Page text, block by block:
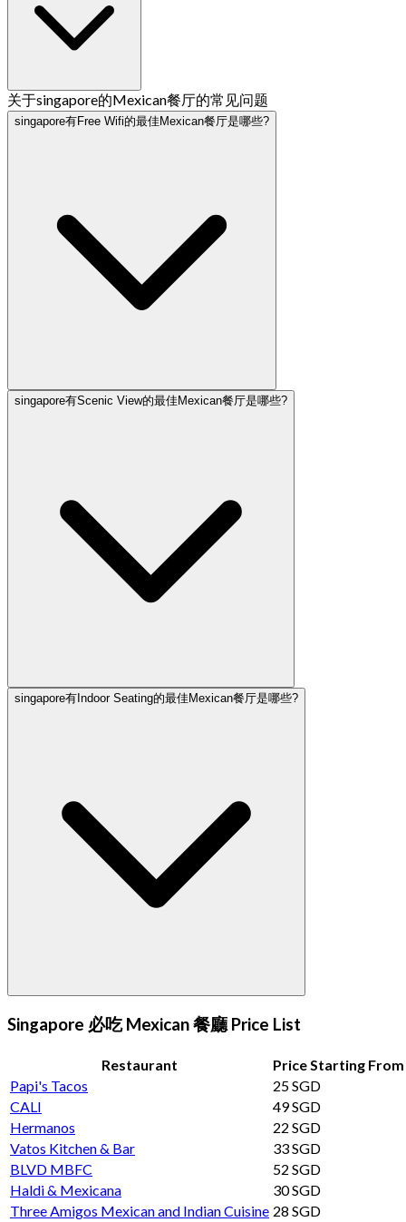
关于singapore的Mexican餐厅的常见问题
singapore有Free Wifi的最佳Mexican餐厅是哪些?
singapore有Scenic View的最佳Mexican餐厅是哪些?
singapore有Indoor Seating的最佳Mexican餐厅是哪些?
Singapore 必吃 Mexican 餐廳 Price List
Restaurant
Price Starting From
Papi's Tacos
25 SGD
CALI
49 SGD
Hermanos
22 SGD
Vatos Kitchen & Bar
33 SGD
BLVD MBFC
52 SGD
Haldi & Mexicana
30 SGD
Three Amigos Mexican and Indian Cuisine 28 SGD